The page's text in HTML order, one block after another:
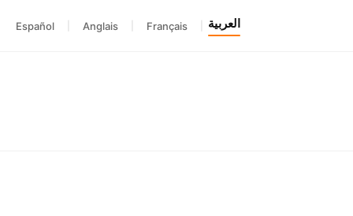
العربية Français
Anglais
Español